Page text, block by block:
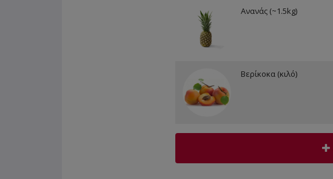
Ανανάς (~1.5kg)
Βερίκοκα (κιλό)